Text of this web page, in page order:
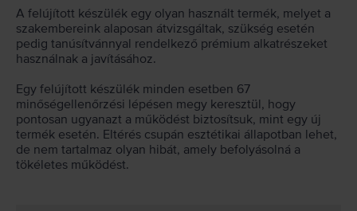
A felújított készülék egy olyan használt termék, melyet a
szakembereink alaposan átvizsgáltak, szükség esetén
pedig tanúsítvánnyal rendelkező prémium alkatrészeket
használnak a javításához.
Egy felújított készülék minden esetben 67
minőségellenőrzési lépésen megy keresztül, hogy
pontosan ugyanazt a működést biztosítsuk, mint egy új
termék esetén. Eltérés csupán esztétikai állapotban lehet,
de nem tartalmaz olyan hibát, amely befolyásolná a
tökéletes működést.